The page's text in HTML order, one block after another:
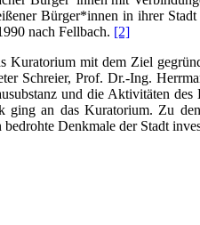
Bürger*innen in ihrer
nach Fellbach. [2]
Kuratorium mit dem Ziel
Schreier, Prof. Dr.-Ing.
und die Aktivitäten
an das Kuratorium. Zu
Denkmale der Stadt